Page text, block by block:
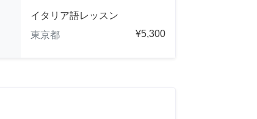
イタリア語レッスン
東京都
¥5,300